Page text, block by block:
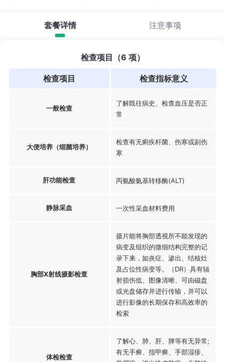
套餐详情 注意事项
检查项目（6 项）
检查项目 检查指标意义
一般检查
了解既往病史、检查血压是否正
常
大便培养（细菌培养）
检查有无痢疾杆菌、伤寒或副伤
寒
肝功能检查 丙氨酸氨基转移酶(ALT)
静脉采血 一次性采血材料费用
胸部X射线摄影检查
摄片能将胸部透视所不能发现的
病变及组织的微细结构完整的记
录下来，如炎症、渗出、结核灶
及占位性病变等。（DR）具有辐
射损伤低、图像清晰、可由磁盘
或光盘储存并进行传输，并可以
进行影像的长期保存和高效率的
检索
体检检查
了解心、肺、肝、脾等有无异常;
有无手癣、指甲癣、手部湿疹、